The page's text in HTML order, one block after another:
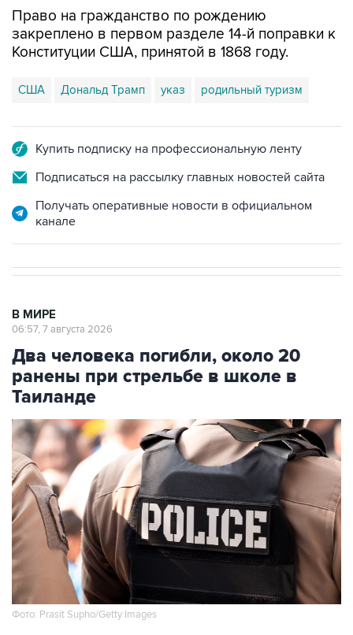
Право на гражданство по рождению
закреплено в первом разделе 14-й поправки к
Конституции США, принятой в 1868 году.
США Дональд Трамп указ родильный туризм
Купить подписку на профессиональную ленту
Подписаться на рассылку главных новостей сайта
Получать оперативные новости в официальном
канале
В МИРЕ
06:57, 7 августа 2026
Два человека погибли, около 20
ранены при стрельбе в школе в
Таиланде
Фото: Prasit Supho/Getty Images